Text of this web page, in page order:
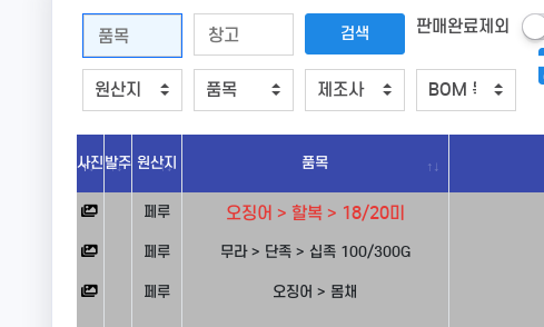
판매완료제외
사진발주 원산지 품목
페루 오징어 > 할복 > 18/20미
페루 무라 > 단족 > 십족 100/300G
페루 오징어 > 몸채